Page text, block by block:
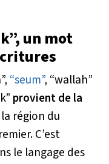
un mot
“seum”, “wallah”
provient de la
région du
C’est
le langage des